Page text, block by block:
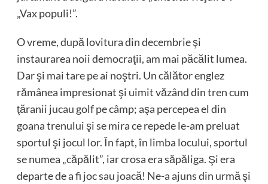
„Vax populi!”.
O vreme, după lovitura din decembrie şi
instaurarea noii democraţii, am mai păcălit lumea.
Dar şi mai tare pe ai noştri. Un călător englez
rămânea impresionat şi uimit văzând din tren cum
ţăranii jucau golf pe câmp; aşa percepea el din
goana trenului şi se mira ce repede le-am preluat
sportul şi jocul lor. În fapt, în limba locului, sportul
se numea „căpălit”, iar crosa era săpăliga. Şi era
departe de a fi joc sau joacă! Ne-a ajuns din urmă şi